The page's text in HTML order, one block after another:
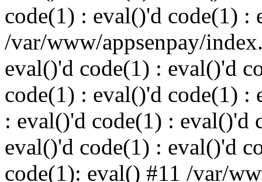
code(1) : eval()'d code(1) :
/var/www/appsenpay/
eval()'d code(1) : eval()'d
code(1) : eval()'d code(1) :
: eval()'d code(1) : eval()'d
eval()'d code(1) : eval()'d
code(1): eval() #11 /var/